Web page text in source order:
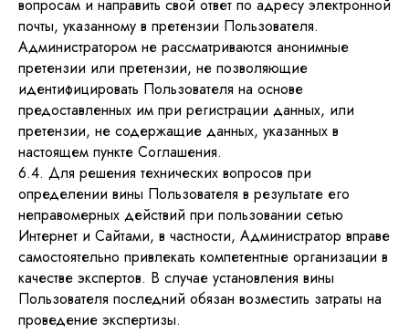
вопросам и направить свой ответ по адресу электронной
почты, указанному в претензии Пользователя.
Администратором не рассматриваются анонимные
претензии или претензии, не позволяющие
идентифицировать Пользователя на основе
предоставленных им при регистрации данных, или
претензии, не содержащие данных, указанных в
настоящем пункте Соглашения.
6.4. Для решения технических вопросов при
определении вины Пользователя в результате его
неправомерных действий при пользовании сетью
Интернет и Сайтами, в частности, Администратор вправе
самостоятельно привлекать компетентные организации в
качестве экспертов. В случае установления вины
Пользователя последний обязан возместить затраты на
проведение экспертизы.